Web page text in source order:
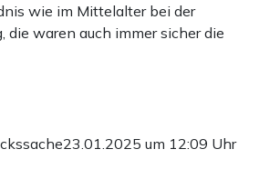
wie im Mittelalter bei der
die waren auch immer sicher die
23.01.2025 um 12:09 Uhr